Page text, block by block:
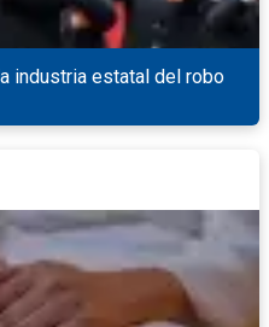
industria estatal del robo